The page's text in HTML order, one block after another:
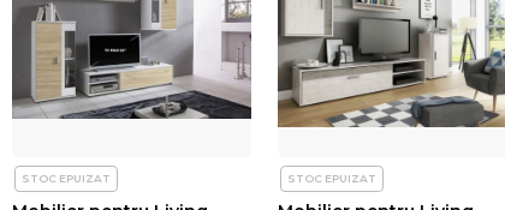
STOC EPUIZAT STOC EPUIZAT